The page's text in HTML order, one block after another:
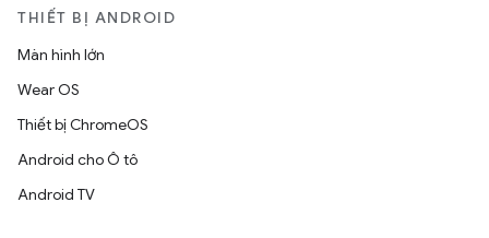
THIẾT BỊ ANDROID
Màn hình lớn
Wear OS
Thiết bị ChromeOS
Android cho Ô tô
Android TV